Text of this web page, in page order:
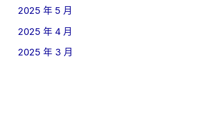
2025 年 5 月
2025 年 4 月
2025 年 3 月